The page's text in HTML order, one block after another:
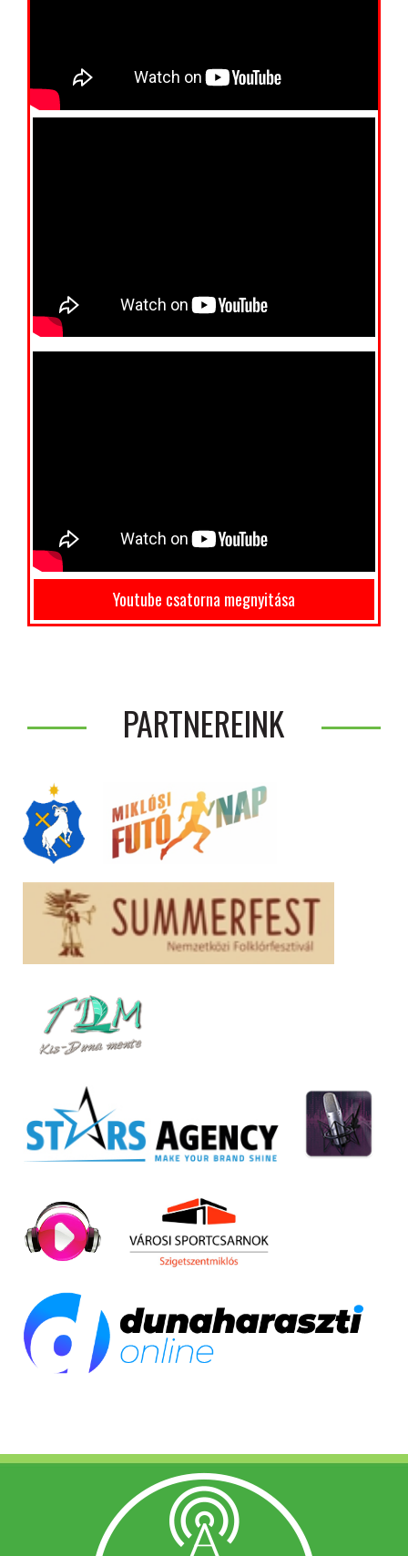
Youtube csatorna megnyitása
PARTNEREINK